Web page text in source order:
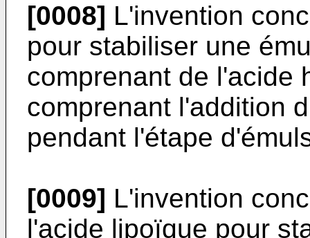
[0008] L'invention
pour stabiliser une
comprenant de l'acide
comprenant l'addition
pendant l'étape
[0009] L'invention
l'acide lipoïque pour